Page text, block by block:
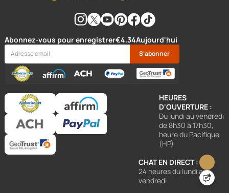
HEURES
D'OUVERTURE :
Du lundi au vendredi
de 8h30 à 17h30,
heure du Pacifique
(HP)
CHAT EN DIRECT :
24 heures du lundi au
vendredi
S'abonner
Abonnez-vous pour enregistrer€4.34Aujourd'hui